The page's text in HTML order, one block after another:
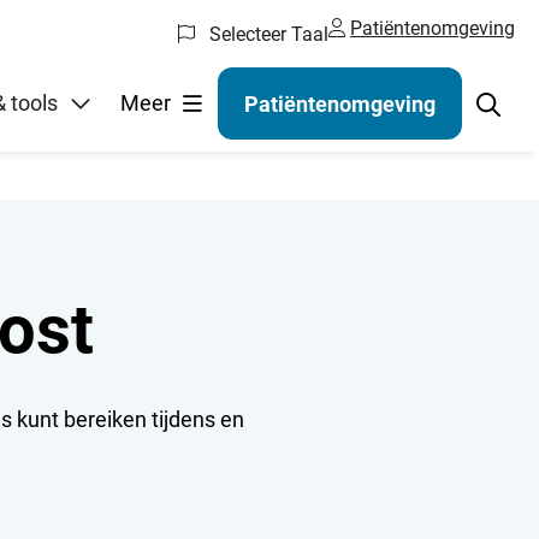
Selecteer Taal Patiëntenomgeving
tools Meer Patiëntenomgeving
kunt bereiken tijdens en